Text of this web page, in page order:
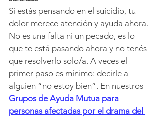
Si estás pensando en el suicidio, tu
dolor merece atención y ayuda ahora.
No es una falta ni un pecado, es lo
que te está pasando ahora y no tenés
que resolverlo solo/a. A veces el
primer paso es mínimo: decirle a
alguien “no estoy bien”. En nuestros
Grupos de Ayuda Mutua para
personas afectadas por el drama del